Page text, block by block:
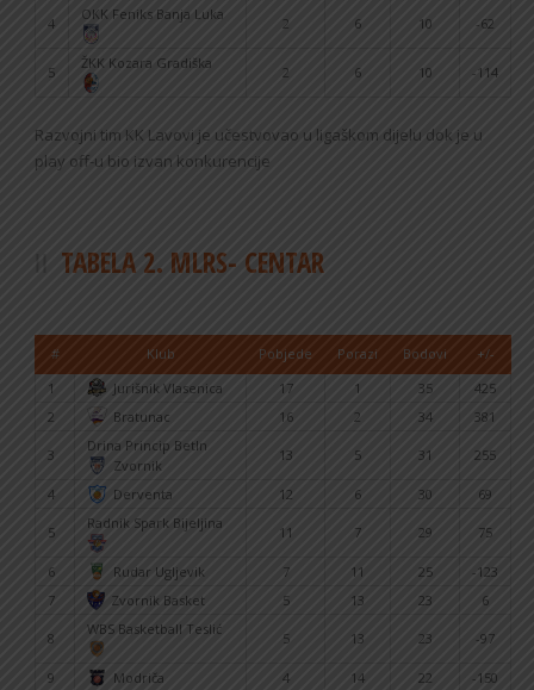
4
OKK Feniks Banja Luka
2 6 10 -62
5
ŽKK Kozara Gradiška
2 6 10 -114
Razvojni tim KK Lavovi je učestvovao u ligaškom dijelu dok je u
play off-u bio izvan konkurencije
TABELA 2. MLRS- CENTAR
# Klub Pobjede Porazi Bodovi
+/-
1
Jurišnik Vlasenica 17 1 35
425
2
Bratunac 16 2 34 381
3
Drina Princip BetIn
Zvornik
13 5 31 255
4 Derventa 12 6 30 69
5
Radnik Spark Bijeljina
11 7 29 75
6 Rudar Ugljevik 7 11 25
-123
7
Zvornik Basket 5 13 23 6
8
WBS Basketball Teslić
5 13 23 -97
9 Modriča 4 14 22
-150